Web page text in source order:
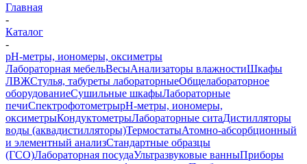
Главная
-
Каталог
-
pH-метры, иономеры, оксиметры
Лабораторная мебельВесыАнализаторы влажностиШкафы
ЛВЖСтулья, табуреты лабораторныеОбщелабораторное
оборудованиеСушильные шкафыЛабораторные
печиСпектрофотометрыpH-метры, иономеры,
оксиметрыКондуктометрыЛабораторные ситаДистилляторы
воды (аквадистилляторы)ТермостатыАтомно-абсорбционный
и элементный анализСтандартные образцы
(ГСО)Лабораторная посудаУльтразвуковые ванныПриборы